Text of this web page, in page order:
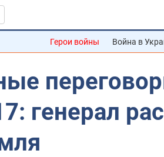
Герои войны Война в
генерал